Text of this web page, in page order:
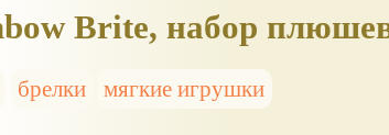
Brite, набор
брелки мягкие игрушки